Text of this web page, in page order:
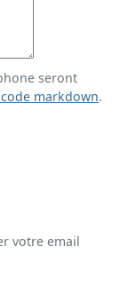
seront
markdown.
votre email